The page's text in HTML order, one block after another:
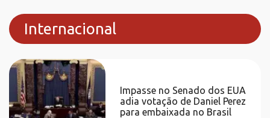
Internacional
Impasse no Senado dos EUA
adia votação de Daniel Perez
para embaixada no Brasil